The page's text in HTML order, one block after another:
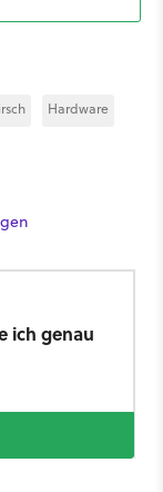
Hardware
ich genau